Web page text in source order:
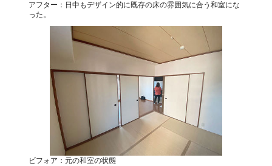
アフター：日中もデザイン的に既存の床の雰囲気に合う和室にな
った。
ビフォア：元の和室の状態